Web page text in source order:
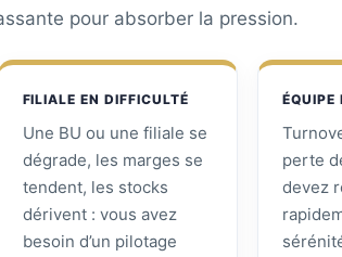
pour absorber la pression.
FILIALE EN DIFFICULTÉ
Une BU ou une filiale se
dégrade, les marges se
tendent, les stocks
dérivent : vous avez
besoin d’un pilotage
ÉQUIPE
perte
devez